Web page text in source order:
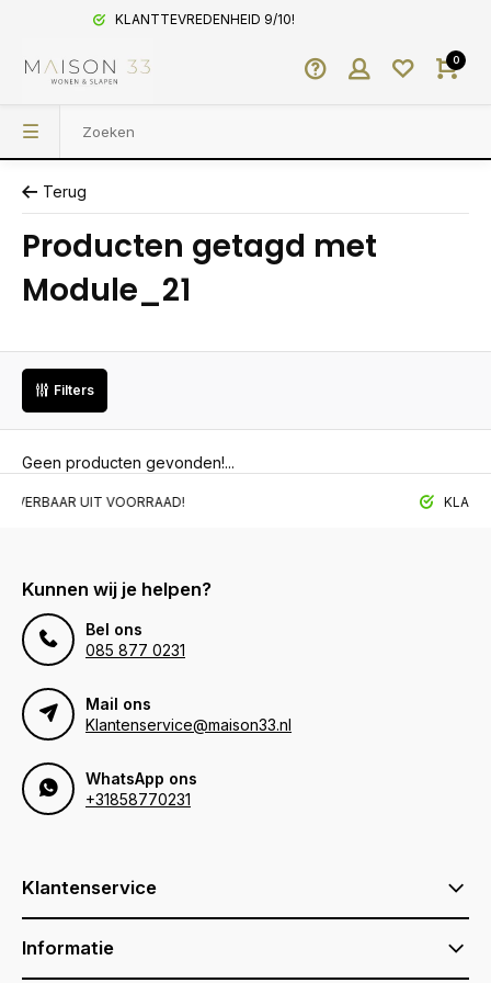
KLANTTEVREDENHEID 9/10!
0
Terug
Producten getagd met
Module_21
Filters
Geen producten gevonden!...
UIT VOORRAAD!
Kunnen wij je helpen?
Bel ons
085 877 0231
Mail ons
Klantenservice@maison33.nl
WhatsApp ons
+31858770231
Klantenservice
Informatie